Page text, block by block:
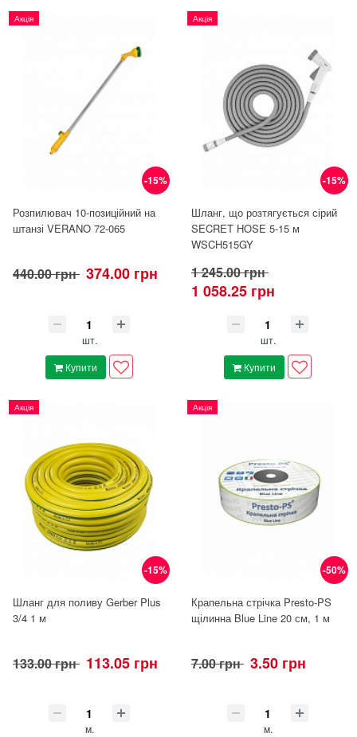
-15%
Акція
Розпилювач 10-позиційний на
штанзі VERANO 72-065
440.00 грн 374.00 грн
шт.
Купити
-15%
Акція
Шланг, що розтягується сірий
SECRET HOSE 5-15 м
WSCH515GY
1 245.00 грн
1 058.25 грн
шт.
Купити
-15%
Акція
Шланг для поливу Gerber Plus
3/4 1 м
133.00 грн 113.05 грн
м.
-50%
Акція
Крапельна стрічка Presto-PS
щілинна Blue Line 20 см, 1 м
7.00 грн 3.50 грн
м.